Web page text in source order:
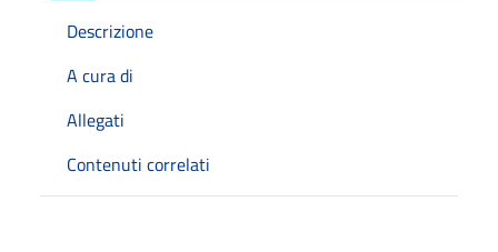
Descrizione
A cura di
Allegati
Contenuti correlati